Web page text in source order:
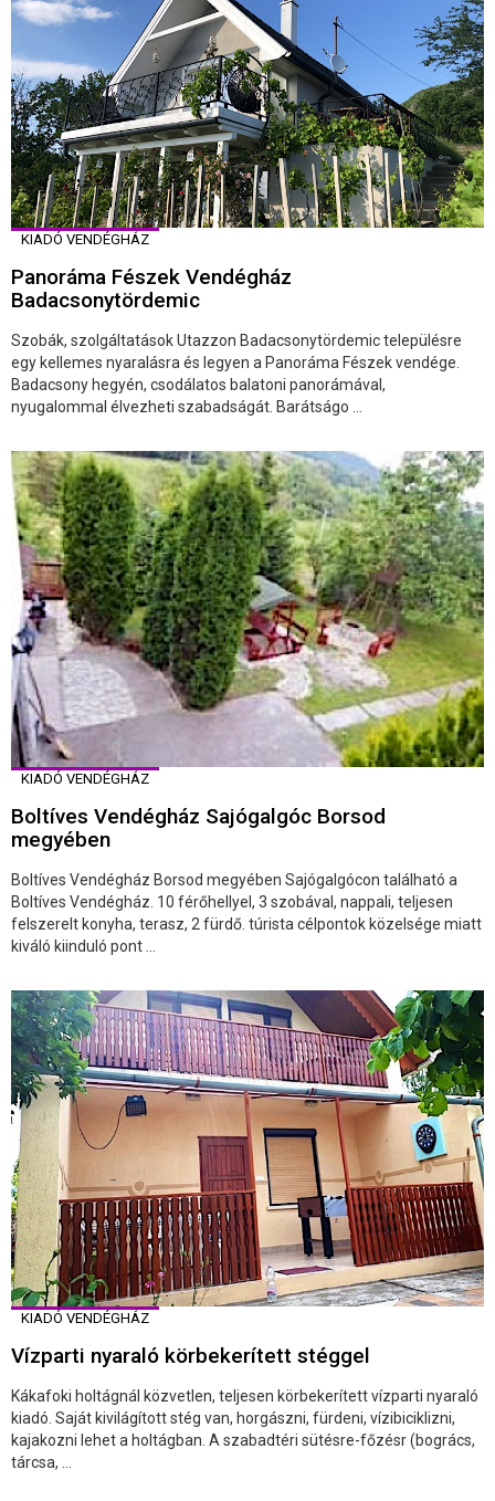
KIADÓ VENDÉGHÁZ
Panoráma Fészek Vendégház
Badacsonytördemic
Szobák, szolgáltatások Utazzon Badacsonytördemic településre
egy kellemes nyaralásra és legyen a Panoráma Fészek vendége.
Badacsony hegyén, csodálatos balatoni panorámával,
nyugalommal élvezheti szabadságát. Barátságo ...
KIADÓ VENDÉGHÁZ
Boltíves Vendégház Sajógalgóc Borsod
megyében
Boltíves Vendégház Borsod megyében Sajógalgócon található a
Boltíves Vendégház. 10 férőhellyel, 3 szobával, nappali, teljesen
felszerelt konyha, terasz, 2 fürdő. túrista célpontok közelsége miatt
kiváló kiinduló pont ...
KIADÓ VENDÉGHÁZ
Vízparti nyaraló körbekerített stéggel
Kákafoki holtágnál közvetlen, teljesen körbekerített vízparti nyaraló
kiadó. Saját kivilágított stég van, horgászni, fürdeni, vízibiciklizni,
kajakozni lehet a holtágban. A szabadtéri sütésre-főzésr (bogrács,
tárcsa, ...